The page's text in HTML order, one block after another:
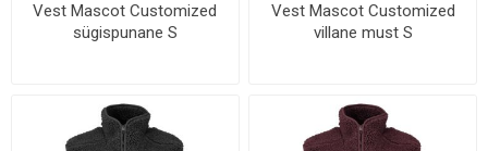
Vest Mascot Customized
sügispunane S
Vest Mascot Customized
villane must S